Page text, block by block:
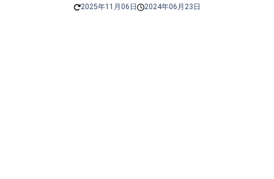
2025年11月06日 2024年06月23日